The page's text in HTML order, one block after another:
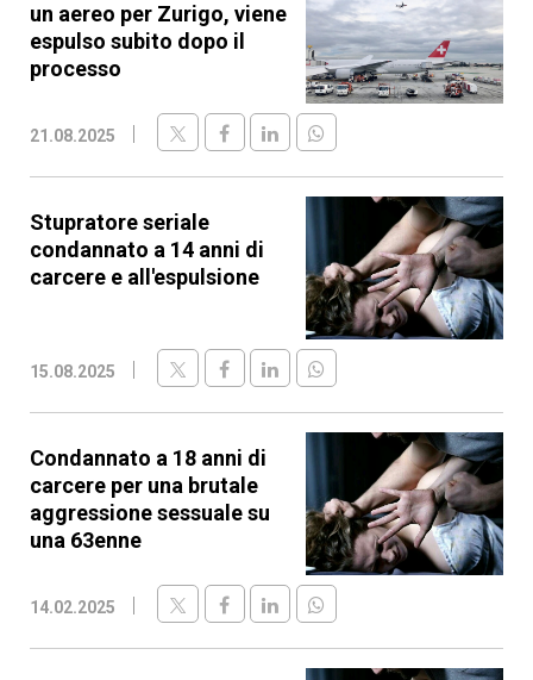
un aereo per Zurigo, viene
espulso subito dopo il
processo
21.08.2025
Stupratore seriale
condannato a 14 anni di
carcere e all'espulsione
15.08.2025
Condannato a 18 anni di
carcere per una brutale
aggressione sessuale su
una 63enne
14.02.2025